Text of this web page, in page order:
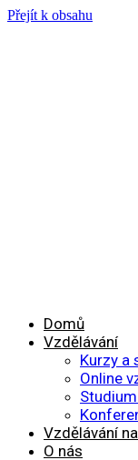
Přejít k obsahu
Domů
Vzdělávání
Kurzy a
Online
Vzdělávání
O nás